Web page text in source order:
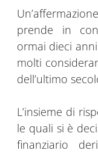
prende in
ormai dieci
molti
dell’ultimo
L’insieme di
le quali si è
finanziario